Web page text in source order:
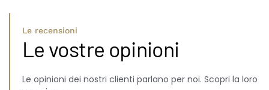
Le recensioni
Le vostre opinioni
Le opinioni dei nostri clienti parlano per noi. Scopri la loro